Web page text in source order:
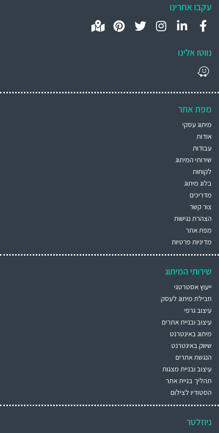
עקבו אחרינו
נווטו אלינו
מפת אתר
מיתוג עסקי
אודות
עבודות
שירותי המיתוג
לקוחות
בלוג מיתוג
מדריכים
צור קשר
הצהרת נגישות
מפת אתר
מדיניות פרטיות
שירותי המיתוג
ייעוץ אסטרטגי
חבילת מיתוג לעסק
עיצוב גרפי
עיצוב ובניית אתרים
מיתוג באינטרנט
שיווק באינטרנט
הנגשת אתרים
עיצוב ובניית מצגות
תהליך בניית אתר
הסטודיו לצילום
ניוזלטר